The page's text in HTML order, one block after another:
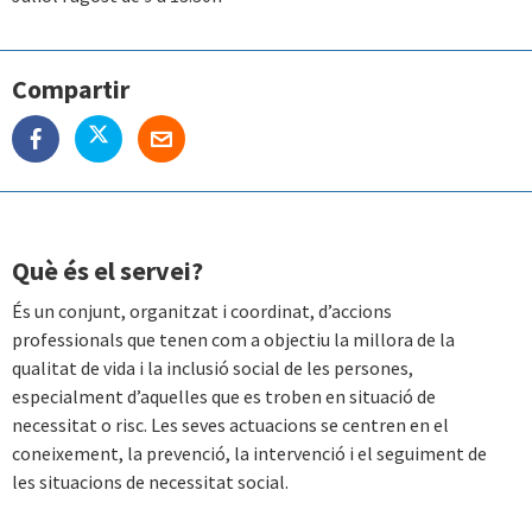
Compartir
Què és el servei?
És un conjunt, organitzat i coordinat, d’accions
professionals que tenen com a objectiu la millora de la
qualitat de vida i la inclusió social de les persones,
especialment d’aquelles que es troben en situació de
necessitat o risc. Les seves actuacions se centren en el
coneixement, la prevenció, la intervenció i el seguiment de
les situacions de necessitat social.